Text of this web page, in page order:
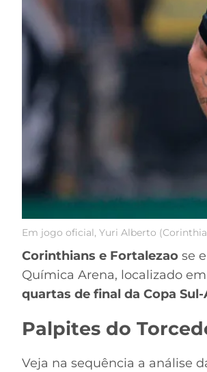
Em jogo oficial, Yuri Alberto
Corinthians e Fortalezao se
Química Arena, localizado
quartas de final da Copa
Palpites do
Veja na sequência a análise